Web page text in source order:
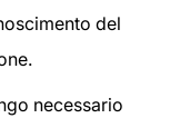
del
necessario